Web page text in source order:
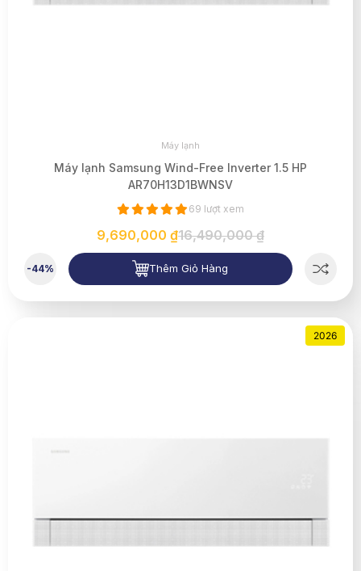
Máy lạnh
Máy lạnh Samsung Wind-Free Inverter 1.5 HP
AR70H13D1BWNSV
69 lượt xem
9,690,000 ₫16,490,000 ₫
-44% Thêm Giỏ Hàng
2026